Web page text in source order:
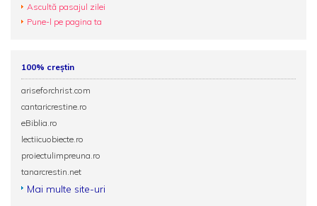
Ascultă pasajul zilei
Pune-l pe pagina ta
100% creștin
ariseforchrist.com
cantaricrestine.ro
eBiblia.ro
lectiicuobiecte.ro
proiectulimpreuna.ro
tanarcrestin.net
Mai multe site-uri